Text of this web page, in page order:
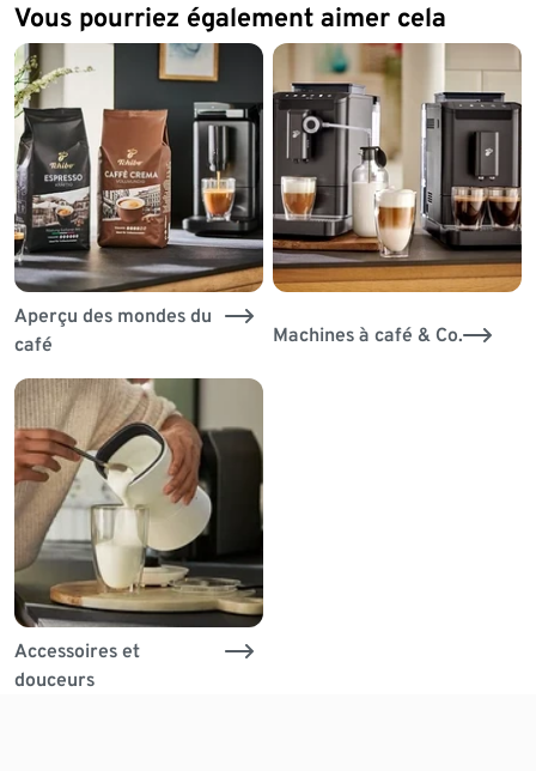
Vous pourriez également aimer cela
Aperçu des mondes du
café
Machines à café & Co.
Accessoires et
douceurs